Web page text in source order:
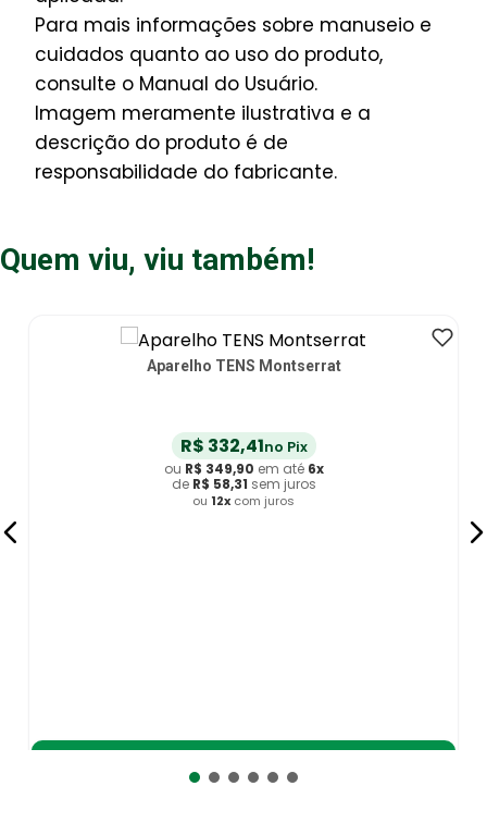
Para mais informações sobre manuseio e
cuidados quanto ao uso do produto,
consulte o Manual do Usuário.
Imagem meramente ilustrativa e a
descrição do produto é de
responsabilidade do fabricante.
Quem viu, viu também!
Aparelho TENS Montserrat
R$ 332,41no Pix
ou R$ 349,90 em até 6x
de R$ 58,31 sem juros
ou 12x com juros